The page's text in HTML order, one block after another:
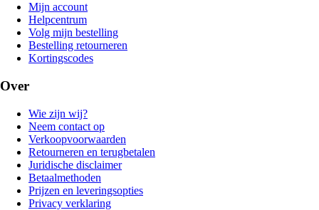
Mijn account
Helpcentrum
Volg mijn bestelling
Bestelling retourneren
Kortingscodes
Over
Wie zijn wij?
Neem contact op
Verkoopvoorwaarden
Retourneren en terugbetalen
Juridische disclaimer
Betaalmethoden
Prijzen en leveringsopties
Privacy verklaring